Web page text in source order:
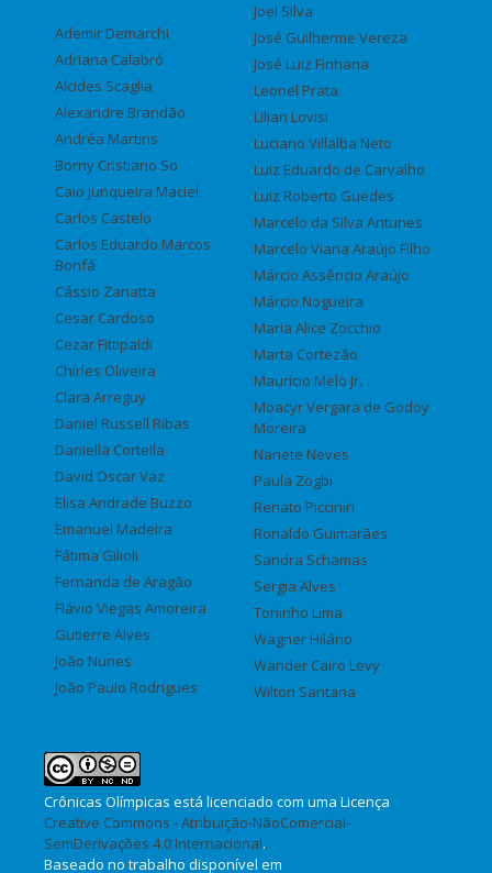
Ademir Demarchi
Adriana Calabró
Alcides Scaglia
Alexandre Brandão
Andréa Martins
Borny Cristiano So
Caio Junqueira Maciel
Carlos Castelo
Carlos Eduardo Marcos
Bonfá
Cássio Zanatta
Cesar Cardoso
Cezar Fittipaldi
Chirles Oliveira
Clara Arreguy
Daniel Russell Ribas
Daniella Cortella
David Oscar Vaz
Elisa Andrade Buzzo
Emanuel Madeira
Fátima Gilioli
Fernanda de Aragão
Flávio Viegas Amoreira
Gutierre Alves
João Nunes
João Paulo Rodrigues
Joel Silva
José Guilherme Vereza
José Luiz Finhana
Leonel Prata
Lilian Lovisi
Luciano Villalba Neto
Luiz Eduardo de Carvalho
Luiz Roberto Guedes
Marcelo da Silva Antunes
Marcelo Viana Araújo Filho
Márcio Assêncio Araújo
Márcio Nogueira
Maria Alice Zocchio
Marta Cortezão
Maurício Melo Jr.
Moacyr Vergara de Godoy
Moreira
Nanete Neves
Paula Zogbi
Renato Piccinin
Ronaldo Guimarães
Sandra Schamas
Sergia Alves
Toninho Lima
Wagner Hilário
Wander Cairo Levy
Wilton Santana
Crônicas Olímpicas está licenciado com uma Licença
Creative Commons - Atribuição-NãoComercial-
SemDerivações 4.0 Internacional.
Baseado no trabalho disponível em